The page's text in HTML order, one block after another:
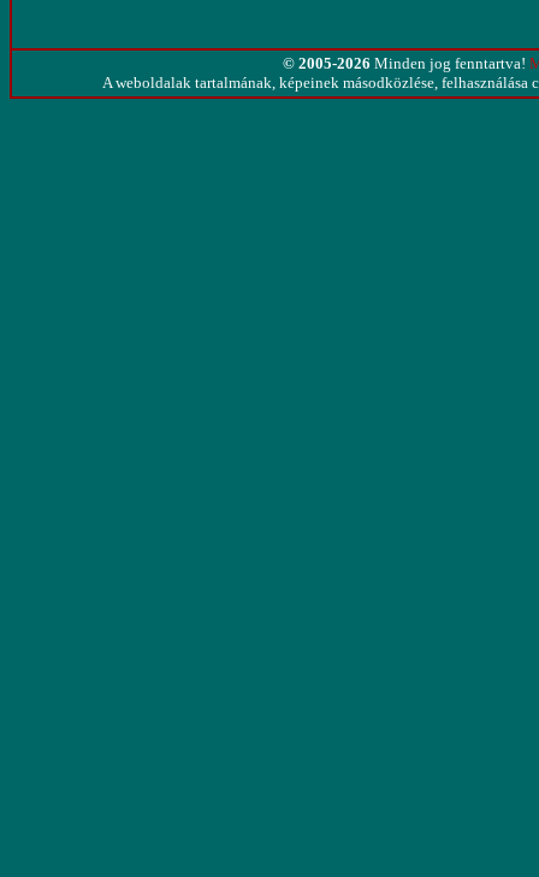
© 2005-2026 Minden jog fenntartva!
A weboldalak tartalmának, képeinek másodközlése, felhasználása